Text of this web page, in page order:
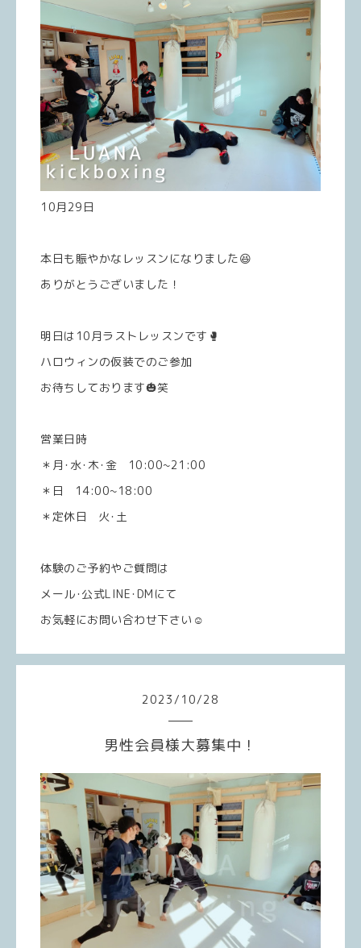
10月29日
本日も賑やかなレッスンになりました😆
ありがとうございました！
明日は10月ラストレッスンです🥊
ハロウィンの仮装でのご参加
お待ちしております🎃笑
営業日時
＊月･水･木･金 10:00~21:00
＊日 14:00~18:00
＊定休日 火･土
体験のご予約やご質問は
メール･公式LINE･DMにて
お気軽にお問い合わせ下さい☺️
2023/ 10/28
男性会員様大募集中！